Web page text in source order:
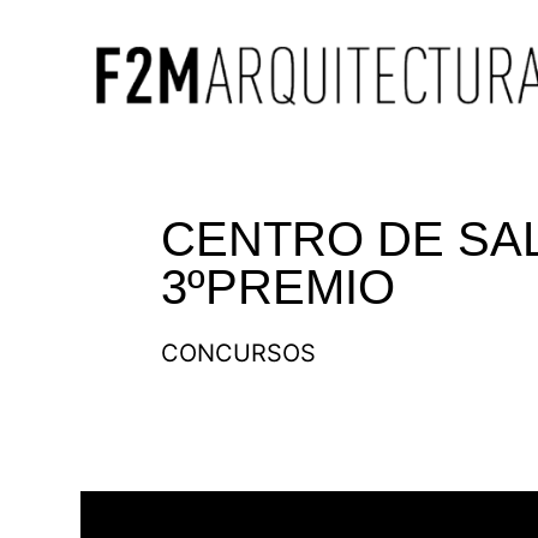
CENTRO DE
3ºPREMIO
CONCURSOS